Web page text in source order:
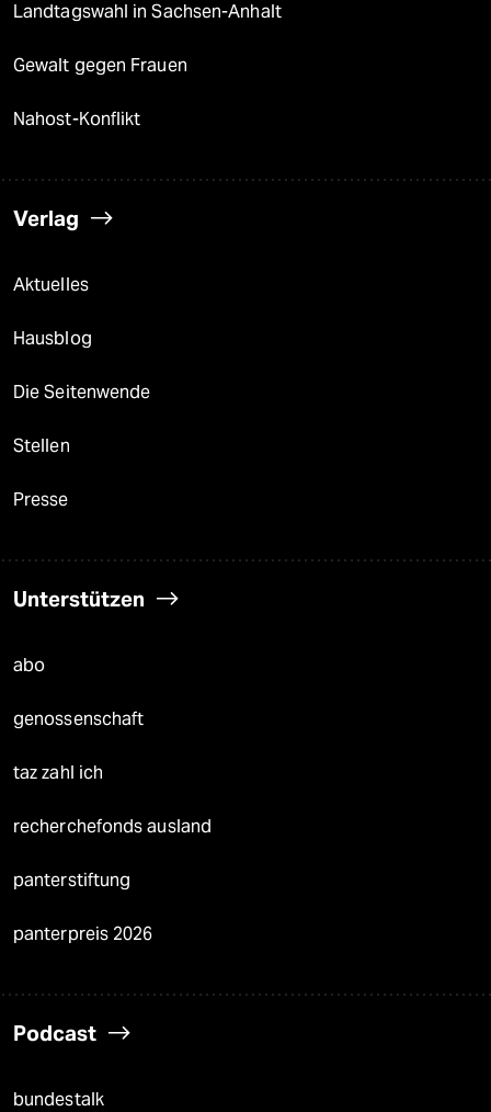
Landtagswahl in Sachsen-Anhalt
Gewalt gegen Frauen
Nahost-Konflikt
Verlag
Aktuelles
Hausblog
Die Seitenwende
Stellen
Presse
Unterstützen
abo
genossenschaft
taz zahl ich
recherchefonds ausland
panterstiftung
panterpreis 2026
Podcast
bundestalk